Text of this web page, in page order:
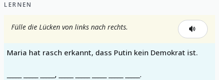
LERNEN
Fülle die Lücken von links nach rechts.
Maria hat rasch erkannt, dass Putin kein Demokrat ist.
_____ _____ _____, _____ _____ _____ _____ _____.